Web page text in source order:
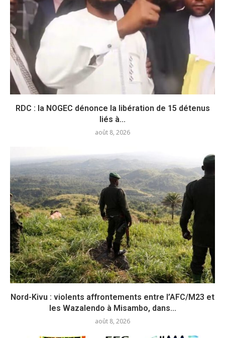
RDC : la NOGEC dénonce la libération de 15 détenus
liés à...
août 8, 2026
Nord-Kivu : violents affrontements entre l’AFC/M23 et
les Wazalendo à Misambo, dans...
août 8, 2026